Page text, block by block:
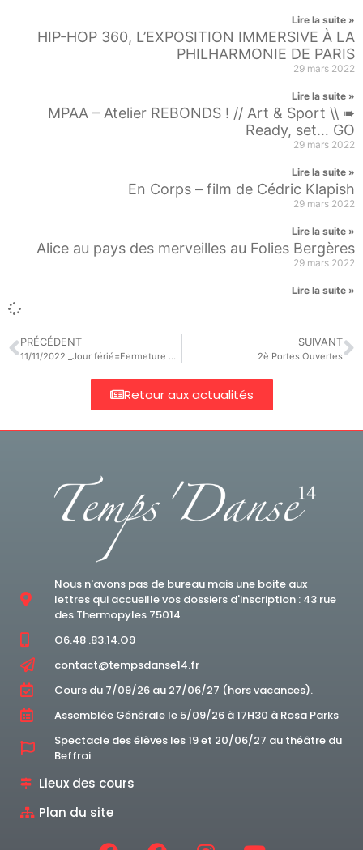
Lire la suite »
HIP-HOP 360, L’EXPOSITION IMMERSIVE À LA
PHILHARMONIE DE PARIS
29 mars 2022
Lire la suite »
MPAA – Atelier REBONDS ! // Art & Sport \\ ➠
Ready, set… GO
29 mars 2022
Lire la suite »
En Corps – film de Cédric Klapish
29 mars 2022
Lire la suite »
Alice au pays des merveilles au Folies Bergères
29 mars 2022
Lire la suite »
PRÉCÉDENT
11/11/2022 _Jour férié=Fermeture des salles de danse
SUIVANT
2è Portes Ouvertes
Retour aux actualités
Nous n'avons pas de bureau mais une boite aux
lettres qui accueille vos dossiers d'inscription : 43 rue
des Thermopyles 75014
O6.48 .83.14.O9
contact@tempsdanse14.fr
Cours du 7/09/26 au 27/06/27 (hors vacances).
Assemblée Générale le 5/09/26 à 17H30 à Rosa Parks
Spectacle des élèves les 19 et 20/06/27 au théâtre du
Beffroi
Lieux des cours
Plan du site